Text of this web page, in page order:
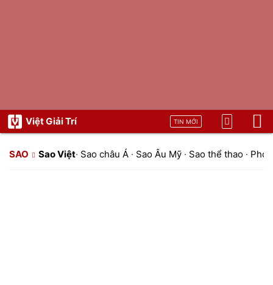
Việt Giải Trí TIN MỚI
SAO Sao Việt· Sao châu Á · Sao Âu Mỹ · Sao thể thao ·